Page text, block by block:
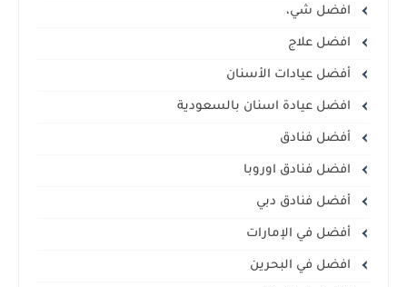
افضل شي،
افضل علاج
أفضل عيادات الأسنان
افضل عيادة اسنان بالسعودية
أفضل فنادق
افضل فنادق اوروبا
أفضل فنادق دبي
أفضل في الإمارات
افضل في البحرين